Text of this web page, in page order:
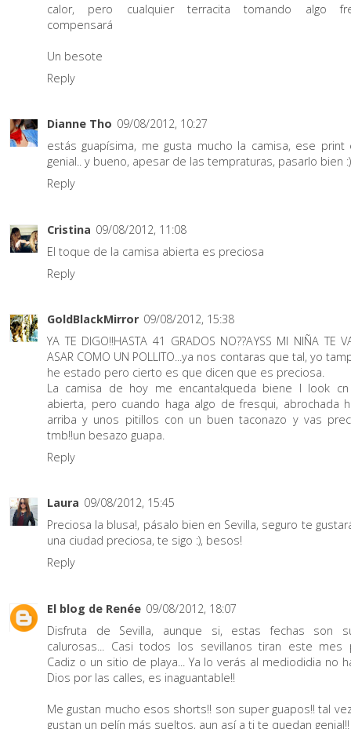
calor, pero cualquier terracita tomando algo
compensará
Un besote
Reply
Dianne Tho 09/08/2012, 10:27
estás guapísima, me gusta mucho la camisa, ese print
genial.. y bueno, apesar de las tempraturas, pasarlo bien :)
Reply
Cristina 09/08/2012, 11:08
El toque de la camisa abierta es preciosa
Reply
GoldBlackMirror 09/08/2012, 15:38
YA TE DIGO!!HASTA 41 GRADOS NO??AYSS MI NIÑA TE
ASAR COMO UN POLLITO...ya nos contaras que tal, yo
he estado pero cierto es que dicen que es preciosa.
La camisa de hoy me encanta!queda biene l look
abierta, pero cuando haga algo de fresqui, abrochada
arriba y unos pitillos con un buen taconazo y vas
tmb!!un besazo guapa.
Reply
Laura 09/08/2012, 15:45
Preciosa la blusa!, pásalo bien en Sevilla, seguro te
una ciudad preciosa, te sigo :), besos!
Reply
El blog de Renée 09/08/2012, 18:07
Disfruta de Sevilla, aunque si, estas fechas son
calurosas... Casi todos los sevillanos tiran este mes
Cadiz o un sitio de playa... Ya lo verás al mediodidia no
Dios por las calles, es inaguantable!!
Me gustan mucho esos shorts!! son super guapos!! tal
gustan un pelín más sueltos, aun así a ti te quedan genial!!